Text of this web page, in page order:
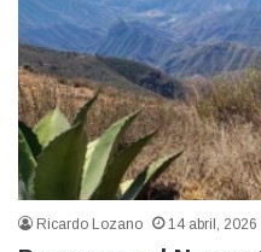
Ricardo Lozano 14 abril, 2026